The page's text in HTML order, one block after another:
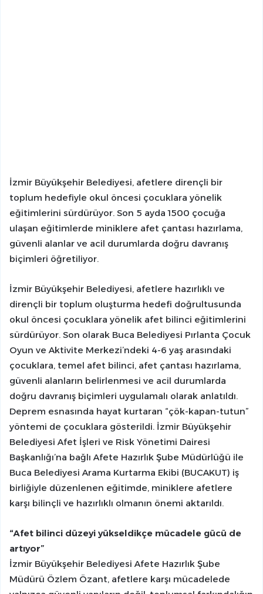
İzmir Büyükşehir Belediyesi, afetlere dirençli bir
toplum hedefiyle okul öncesi çocuklara yönelik
eğitimlerini sürdürüyor. Son 5 ayda 1500 çocuğa
ulaşan eğitimlerde miniklere afet çantası hazırlama,
güvenli alanlar ve acil durumlarda doğru davranış
biçimleri öğretiliyor.
İzmir Büyükşehir Belediyesi, afetlere hazırlıklı ve
dirençli bir toplum oluşturma hedefi doğrultusunda
okul öncesi çocuklara yönelik afet bilinci eğitimlerini
sürdürüyor. Son olarak Buca Belediyesi Pırlanta Çocuk
Oyun ve Aktivite Merkezi’ndeki 4-6 yaş arasındaki
çocuklara, temel afet bilinci, afet çantası hazırlama,
güvenli alanların belirlenmesi ve acil durumlarda
doğru davranış biçimleri uygulamalı olarak anlatıldı.
Deprem esnasında hayat kurtaran “çök-kapan-tutun”
yöntemi de çocuklara gösterildi. İzmir Büyükşehir
Belediyesi Afet İşleri ve Risk Yönetimi Dairesi
Başkanlığı’na bağlı Afete Hazırlık Şube Müdürlüğü ile
Buca Belediyesi Arama Kurtarma Ekibi (BUCAKUT) iş
birliğiyle düzenlenen eğitimde, miniklere afetlere
karşı bilinçli ve hazırlıklı olmanın önemi aktarıldı.
“Afet bilinci düzeyi yükseldikçe mücadele gücü de
artıyor”
İzmir Büyükşehir Belediyesi Afete Hazırlık Şube
Müdürü Özlem Özant, afetlere karşı mücadelede